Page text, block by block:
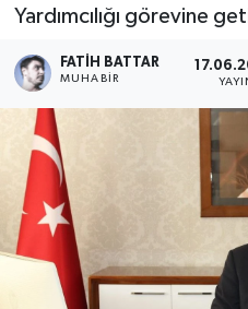
Yardımcılığı görevine
FATIH BATTAR
MUHABIR
EĞİTİM
İLÇELER
OTOPARK
Haber Arşivi